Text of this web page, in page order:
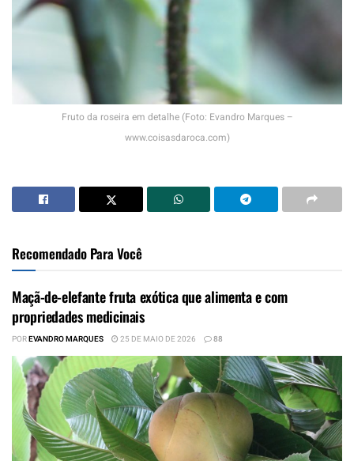
Fruto da roseira em detalhe (Foto: Evandro Marques –
www.coisasdaroca.com)
Recomendado Para Você
Maçã-de-elefante fruta exótica que alimenta e com
propriedades medicinais
POREVANDRO MARQUES 25 DE MAIO DE 2026 88